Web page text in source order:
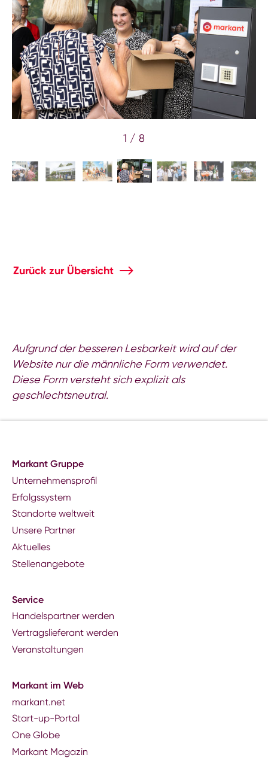
1 / 8
Zurück zur Übersicht
Aufgrund der besseren Lesbarkeit wird auf der
Website nur die männliche Form verwendet.
Diese Form versteht sich explizit als
geschlechtsneutral.
Markant Gruppe
Unternehmensprofil
Erfolgssystem
Standorte weltweit
Unsere Partner
Aktuelles
Stellenangebote
Service
Handelspartner werden
Vertragslieferant werden
Veranstaltungen
Markant im Web
markant.net
Start-up-Portal
One Globe
Markant Magazin